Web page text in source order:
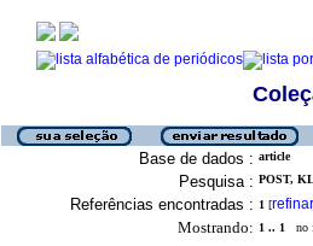
Base de dados : article
Pesquisa : POST,
Referências encontradas : 1 [refinar
Mostrando: 1 .. 1 no